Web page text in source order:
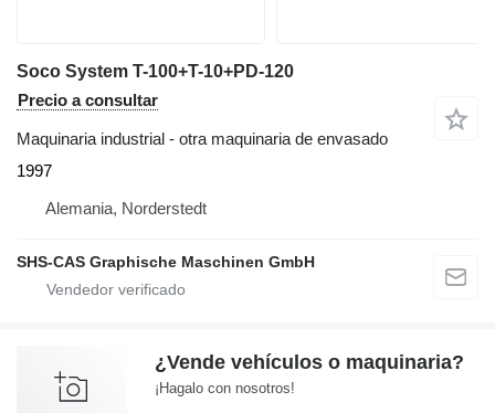
Soco System T-100+T-10+PD-120
Precio a consultar
Maquinaria industrial - otra maquinaria de envasado
1997
Alemania, Norderstedt
SHS-CAS Graphische Maschinen GmbH
¿Vende vehículos o maquinaria?
¡Hagalo con nosotros!